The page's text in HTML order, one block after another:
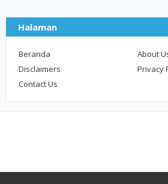
Halaman
Beranda
About
Disclaimers
Privacy
Contact Us